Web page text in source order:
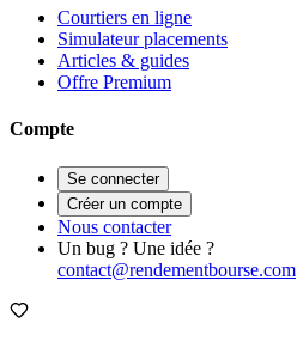
Courtiers en ligne
Simulateur placements
Articles & guides
Offre Premium
Compte
Se connecter
Créer un compte
Nous contacter
Un bug ? Une idée ?
contact@rendementbourse.com